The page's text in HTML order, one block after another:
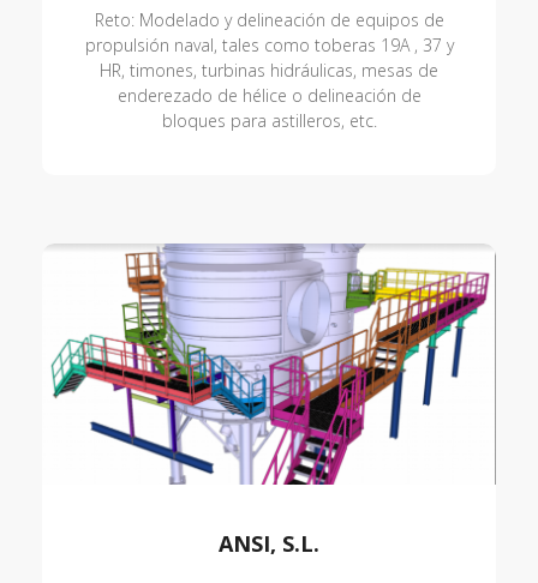
Reto: Modelado y delineación de equipos de
propulsión naval, tales como toberas 19A , 37 y
HR, timones, turbinas hidráulicas, mesas de
enderezado de hélice o delineación de
bloques para astilleros, etc.
ANSI, S.L.